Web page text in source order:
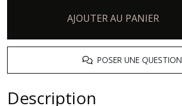
AJOUTER AU PANIER
POSER UNE QUESTION
Description